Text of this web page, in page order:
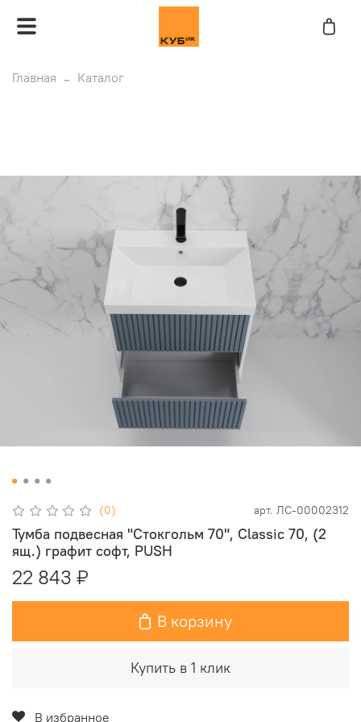
Главная Каталог
(0) арт. ЛС-00002312
Тумба подвесная "Стокгольм 70", Classic 70, (2
ящ.) графит софт, PUSH
22 843 ₽
В корзину
Купить в 1 клик
В избранное